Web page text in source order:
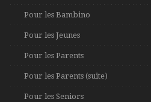
Pour les Bambino
Pour les Jeunes
Pour les Parents
Pour les Parents (suite)
Pour les Seniors